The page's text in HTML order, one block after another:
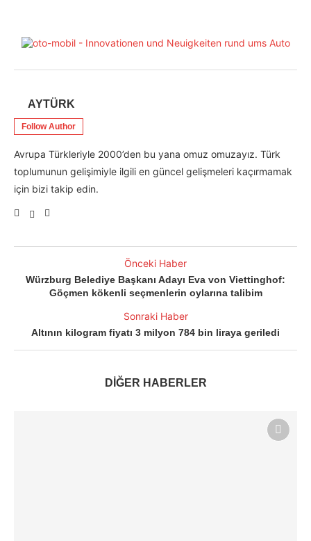
AYTÜRK
Follow Author
Avrupa Türkleriyle 2000’den bu yana omuz omuzayız. Türk
toplumunun gelişimiyle ilgili en güncel gelişmeleri kaçırmamak
için bizi takip edin.
Önceki Haber
Würzburg Belediye Başkanı Adayı Eva von Viettinghof:
Göçmen kökenli seçmenlerin oylarına talibim
Sonraki Haber
Altının kilogram fiyatı 3 milyon 784 bin liraya geriledi
DİĞER HABERLER